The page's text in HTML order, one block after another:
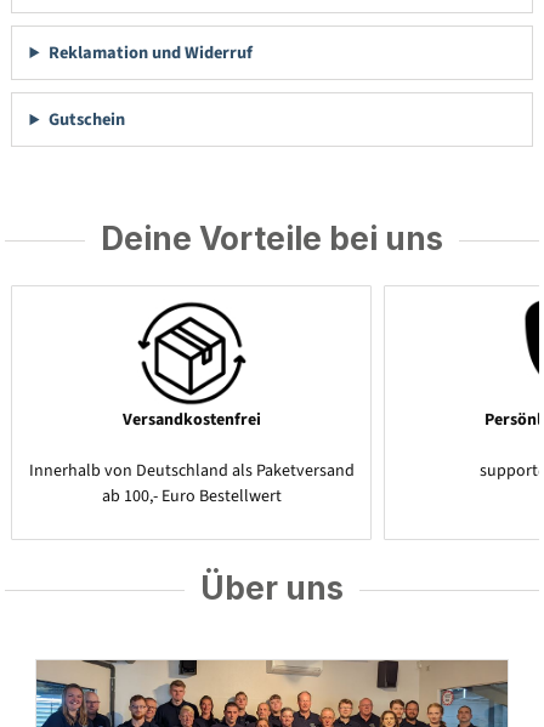
Reklamation und Widerruf
Gutschein
Deine Vorteile bei uns
Versandkostenfrei
Innerhalb von Deutschland als Paketversand
ab 100,- Euro Bestellwert
Über uns